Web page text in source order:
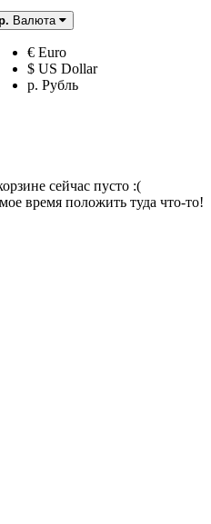
Валюта
€ Euro
$ US Dollar
р. Рубль
сейчас пусто :(
время положить туда что-то!